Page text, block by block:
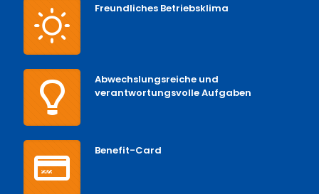
Freundliches Betriebsklima
Abwechslungsreiche und
verantwortungsvolle Aufgaben
Benefit-Card